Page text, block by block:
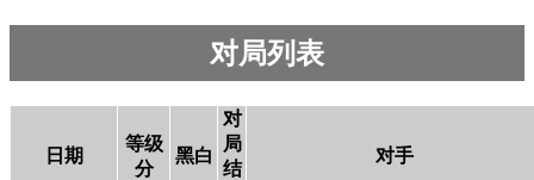
对局列表
日期
等级
分
黑白
对
局
结
对手